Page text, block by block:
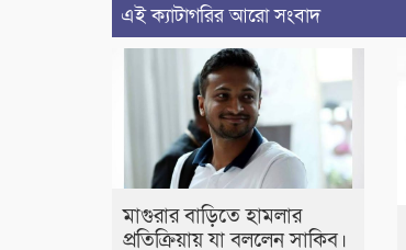
এই ক্যাটাগরির আরো সংবাদ
মাগুরার বাড়িতে হামলার
প্রতিক্রিয়ায় যা বললেন সাকিব।